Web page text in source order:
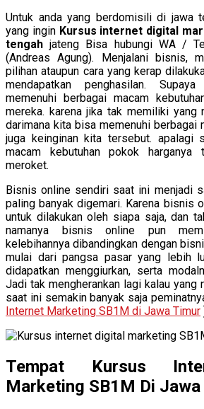
Untuk anda yang berdomisili di jawa
yang ingin Kursus internet digital
tengah jateng Bisa hubungi WA /
(Andreas Agung). Menjalani bisnis,
pilihan ataupun cara yang kerap
mendapatkan penghasilan.
memenuhi berbagai macam
mereka. karena jika tak memiliki yang
darimana kita bisa memenuhi berbagai
juga keinginan kita tersebut. apalagi
macam kebutuhan pokok
meroket.
Bisnis online sendiri saat ini menjadi
paling banyak digemari. Karena bisnis
untuk dilakukan oleh siapa saja, dan
namanya bisnis online pun
kelebihannya dibandingkan dengan
mulai dari pangsa pasar yang lebih
didapatkan menggiurkan, serta
Jadi tak mengherankan lagi kalau yang
saat ini semakin banyak saja
Internet Marketing SB1M di Jawa Timur
Tempat Kursus
Marketing SB1M Di Jawa